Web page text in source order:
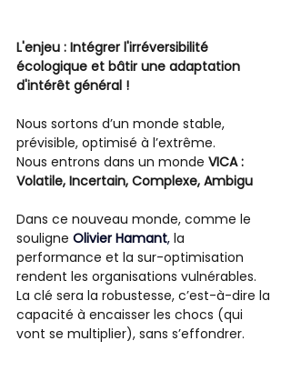
L'enjeu : Intégrer l'irréversibilité
écologique et bâtir une adaptation
d'intérêt général !
Nous sortons d’un monde stable,
prévisible, optimisé à l’extrême.
Nous entrons dans un monde VICA :
Volatile, Incertain, Complexe, Ambigu
Dans ce nouveau monde, comme le
souligne Olivier Hamant, la
performance et la sur-optimisation
rendent les organisations vulnérables.
La clé sera la robustesse, c’est-à-dire la
capacité à encaisser les chocs (qui
vont se multiplier), sans s’effondrer.